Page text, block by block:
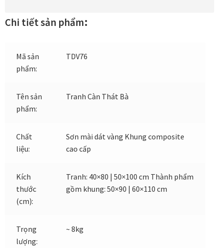
Tranh tặng khai trương
Tranh tặng tân gia
Tranh theo phong cách thiết kế
Tranh treo phòng khách
Tranh treo phòng làm việc giám đốc
Tranh treo phòng ngủ
Tranh treo phòng thờ
Chi tiết sản phẩm:
Mã sản
phẩm:
TDV76
Tên sản
phẩm:
Tranh Càn Thát Bà
Chất
liệu:
Sơn mài dát vàng Khung composite
cao cấp
Kích
thước
(cm):
Tranh: 40×80 | 50×100 cm Thành phẩm
gồm khung: 50×90 | 60×110 cm
Trọng
lượng:
~ 8kg